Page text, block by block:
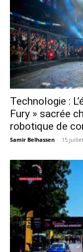
Technologie :
Fury » sacrée
robotique de
Samir Belhassen - 15